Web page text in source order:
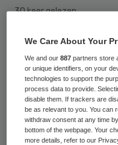
30 keer gelezen
Kinderen uit de
krijgen in Ede,
verlies van bijna
veel kinderen
gesteld van het
gemeente waar
We Care About Your
We and our887 partners store
or unique identifiers, on your
technologies to support the
process data to provide.
disable them. If trackers are
be as relevant to you. You can
withdraw consent at any time
bottom of the webpage. Your
more details, refer to our